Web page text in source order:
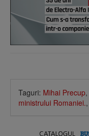
Taguri: Mihai Precup,
ministrului Romaniei.,